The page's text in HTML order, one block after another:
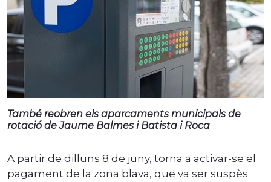
També reobren els aparcaments municipals de
rotació de Jaume Balmes i Batista i Roca
A partir de dilluns 8 de juny, torna a activar-se el
pagament de la zona blava, que va ser suspès